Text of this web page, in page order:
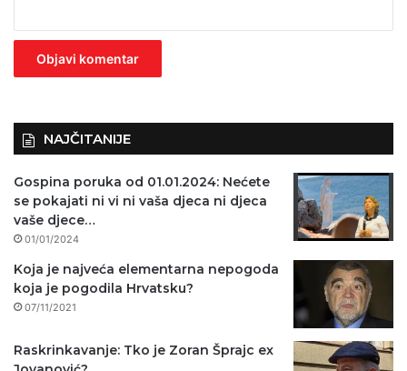
z
NAJČITANIJE
Gospina poruka od 01.01.2024: Nećete
se pokajati ni vi ni vaša djeca ni djeca
vaše djece…
01/01/2024
Koja je najveća elementarna nepogoda
koja je pogodila Hrvatsku?
07/11/2021
Raskrinkavanje: Tko je Zoran Šprajc ex